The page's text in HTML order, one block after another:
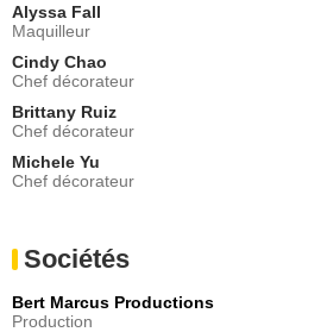
Alyssa Fall
Maquilleur
Cindy Chao
Chef décorateur
Brittany Ruiz
Chef décorateur
Michele Yu
Chef décorateur
Sociétés
Bert Marcus Productions
Production